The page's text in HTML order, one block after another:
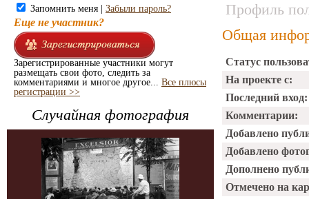
Запомнить меня | Забыли пароль?
Еще не участник?
Зарегистрированные участники могут
размещать свои фото, следить за
комментариями и многое другое... Все плюсы
регистрации >>
Случайная фотография
Профиль
Общая
Статус
На проекте с:
Последний вход:
Комментарии:
Добавлено
Добавлено
Дополнено
Отмечено на